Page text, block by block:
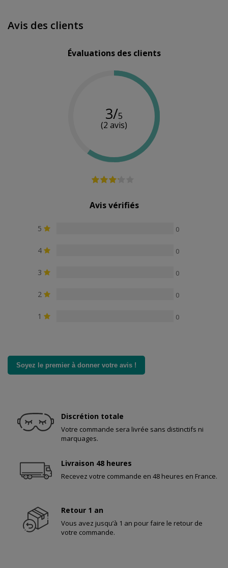
Avis des clients
Évaluations des clients
3/5
(2 avis)
Avis vérifiés
5 0
4 0
3 0
2 0
1 0
Soyez le premier à donner votre avis !
Discrétion totale
Votre commande sera livrée sans distinctifs ni
marquages.
Livraison 48 heures
Recevez votre commande en 48 heures en France.
Retour 1 an
Vous avez jusqu’à 1 an pour faire le retour de
votre commande.